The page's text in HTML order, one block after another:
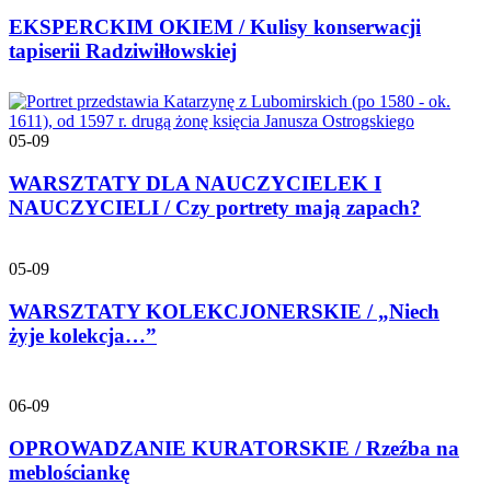
EKSPERCKIM OKIEM / Kulisy konserwacji
tapiserii Radziwiłłowskiej
05-09
WARSZTATY DLA NAUCZYCIELEK I
NAUCZYCIELI / Czy portrety mają zapach?
05-09
WARSZTATY KOLEKCJONERSKIE / „Niech
żyje kolekcja…”
06-09
OPROWADZANIE KURATORSKIE / Rzeźba na
meblościankę